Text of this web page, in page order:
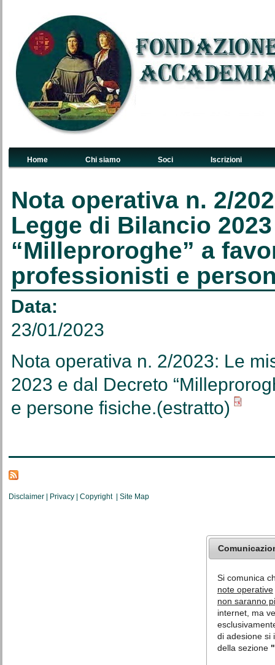
Links Primari
Home Chi siamo Soci Iscrizioni
Nota operativa n. 2/
Legge di Bilancio
“Milleproroghe” a
professionisti e
Data:
23/01/2023
Nota operativa n. 2/2023: Le
2023 e dal Decreto
e persone fisiche.(estratto)
Disclaimer| Privacy| Copyright | Site Map
Si comunica
note operative
non saranno
internet, ma
di adesione si
della sezione